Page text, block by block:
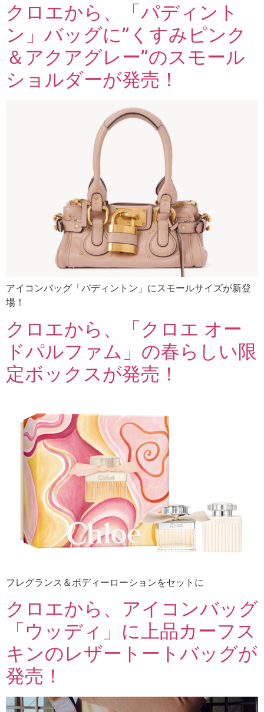
クロエから、「パディント
ン」バッグに”くすみピンク
＆アクアグレー”のスモール
ショルダーが発売！
アイコンバッグ「パディントン」にスモールサイズが新登
場！
クロエから、「クロエ オー
ドパルファム」の春らしい限
定ボックスが発売！
フレグランス＆ボディーローションをセットに
クロエから、アイコンバッグ
「ウッディ」に上品カーフス
キンのレザートートバッグが
発売！